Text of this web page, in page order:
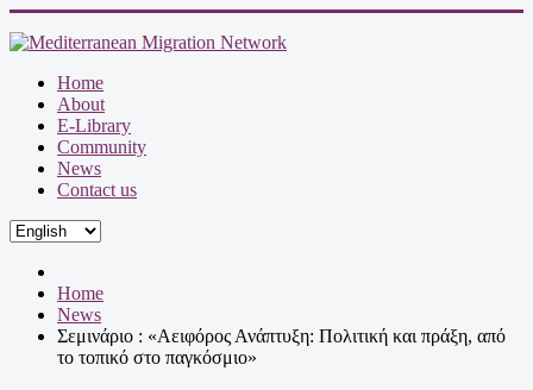
Home
About
E-Library
Community
News
Contact us
Home
News
Σεμινάριο : «Αειφόρος Ανάπτυξη: Πολιτική και πράξη, από
το τοπικό στο παγκόσμιο»